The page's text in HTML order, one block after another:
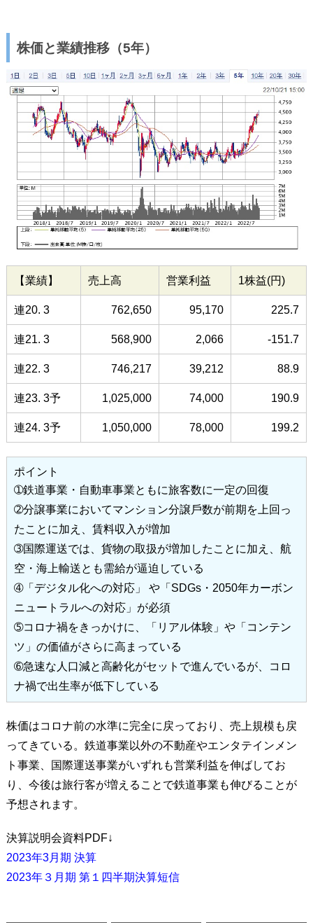
株価と業績推移（5年）
【業績】 売上高 営業利益 1株益(円)
連20. 3 762,650 95,170 225.7
連21. 3 568,900 2,066 -151.7
連22. 3 746,217 39,212 88.9
連23. 3予 1,025,000 74,000 190.9
連24. 3予 1,050,000 78,000 199.2
ポイント
➀鉄道事業・⾃動⾞事業ともに旅客数に⼀定の回復
➁分譲事業においてマンション分譲⼾数が前期を上回っ
たことに加え、賃料収⼊が増加
➂国際運送では、貨物の取扱が増加したことに加え、航
空・海上輸送とも需給が逼迫している
➃「デジタル化への対応」 や「SDGs・2050年カーボン
ニュートラルへの対応」が必須
➄コロナ禍をきっかけに、「リアル体験」や「コンテン
ツ」の価値がさらに高まっている
➅急速な人口減と高齢化がセットで進んでいるが、コロ
ナ禍で出⽣率が低下している
株価はコロナ前の水準に完全に戻っており、売上規模も戻
ってきている。鉄道事業以外の不動産やエンタテインメン
ト事業、国際運送事業がいずれも営業利益を伸ばしてお
り、今後は旅行客が増えることで鉄道事業も伸びることが
予想されます。
決算説明会資料PDF↓
2023年3月期 決算
2023年３月期 第１四半期決算短信